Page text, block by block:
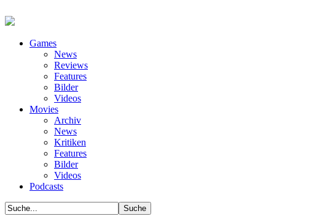
Games
News
Reviews
Features
Bilder
Videos
Movies
Archiv
News
Kritiken
Features
Bilder
Videos
Podcasts